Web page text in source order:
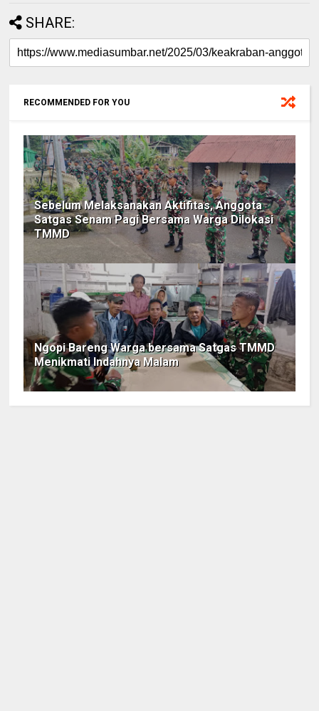
SHARE:
RECOMMENDED FOR YOU
Sebelum Melaksanakan Aktifitas, Anggota
Satgas Senam Pagi Bersama Warga Dilokasi
TMMD
Ngopi Bareng Warga bersama Satgas TMMD
Menikmati Indahnya Malam